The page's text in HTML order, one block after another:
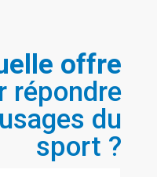
offre
répondre
du
sport ?